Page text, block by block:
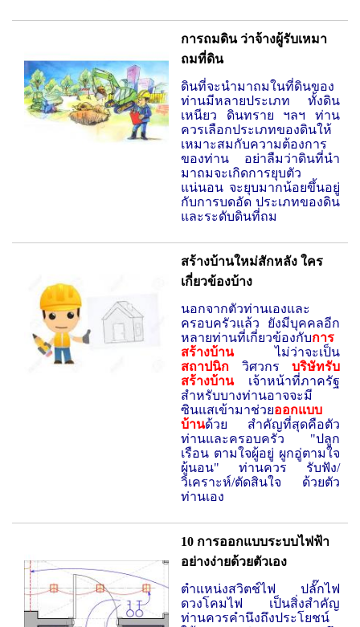
การถมดิน ว่าจ้างผู้รับเหมา
ถมที่ดิน
ดินที่จะนำมาถมในที่ดินของ
ท่านมีหลายประเภท ทั้งดิน
เหนียว ดินทราย ฯลฯ ท่าน
ควรเลือกประเภทของดินให้
เหมาะสมกับความต้องการ
ของท่าน อย่าลืมว่าดินที่นำ
มาถมจะเกิดการยุบตัว
แน่นอน จะยุบมากน้อยขึ้นอยู่
กับการบดอัด ประเภทของดิน
และระดับดินที่ถม
สร้างบ้านใหม่สักหลัง ใคร
เกี่ยวข้องบ้าง
นอกจากตัวท่านเองและ
ครอบครัวแล้ว ยังมีบุคคลอีก
หลายท่านที่เกี่ยวข้องกับการ
สร้างบ้านไม่ว่าจะเป็น
สถาปนิก วิศวกร บริษัทรับ
สร้างบ้านเจ้าหน้าที่ภาครัฐ
สำหรับบางท่านอาจจะมี
ซินแสเข้ามาช่วยออกแบบ
บ้านด้วย สำคัญที่สุดคือตัว
ท่านและครอบครัว "ปลูก
เรือน ตามใจผู้อยู่ ผูกอู่ตามใจ
ผู้นอน" ท่านควร รับฟัง/
วิเคราะห์/ตัดสินใจ ด้วยตัว
ท่านเอง
10 การออกแบบระบบไฟฟ้า
อย่างง่ายด้วยตัวเอง
ตำแหน่งสวิตช์ไฟ ปลั๊กไฟ
ดวงโคมไฟ เป็นสิ่งสำคัญ
ท่านควรคำนึงถึงประโยชน์